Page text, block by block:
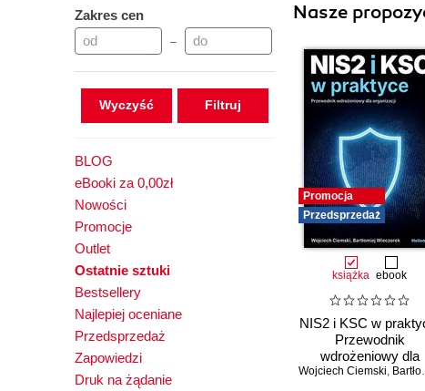
Zakres cen
–
Wyczyść
BLOG
eBooki za 0,00zł
Nowości
Promocje
Outlet
Ostatnie sztuki
Bestsellery
Najlepiej oceniane
Przedsprzedaż
Zapowiedzi
Druk na żądanie
Nasze
Promocja
Przedsprzedaż
książka ebook
NIS2 i KSC w
Przewodnik
wdrożeniowy dla
organizacji
Wojciech Ciemski, Bartłomiej Wieczorek